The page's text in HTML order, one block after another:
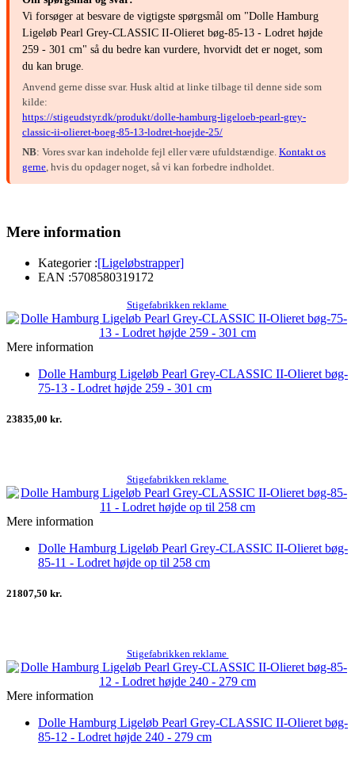
Vi forsøger at besvare de vigtigste spørgsmål om "Dolle Hamburg
Ligeløb Pearl Grey-CLASSIC II-Olieret bøg-85-13 - Lodret højde
259 - 301 cm" så du bedre kan vurdere, hvorvidt det er noget, som
du kan bruge.
Anvend gerne disse svar. Husk altid at linke tilbage til denne side som
kilde:
https://stigeudstyr.dk/produkt/dolle-hamburg-ligeloeb-pearl-grey-
classic-ii-olieret-boeg-85-13-lodret-hoejde-25/
NB: Vores svar kan indeholde fejl eller være ufuldstændige. Kontakt os
gerne, hvis du opdager noget, så vi kan forbedre indholdet.
Mere information
Kategorier :[Ligeløbstrapper]
EAN :5708580319172
Stigefabrikken reklame
Mere information
Dolle Hamburg Ligeløb Pearl Grey-CLASSIC II-Olieret bøg-
75-13 - Lodret højde 259 - 301 cm
23835,00 kr.
Stigefabrikken reklame
Mere information
Dolle Hamburg Ligeløb Pearl Grey-CLASSIC II-Olieret bøg-
85-11 - Lodret højde op til 258 cm
21807,50 kr.
Stigefabrikken reklame
Mere information
Dolle Hamburg Ligeløb Pearl Grey-CLASSIC II-Olieret bøg-
85-12 - Lodret højde 240 - 279 cm